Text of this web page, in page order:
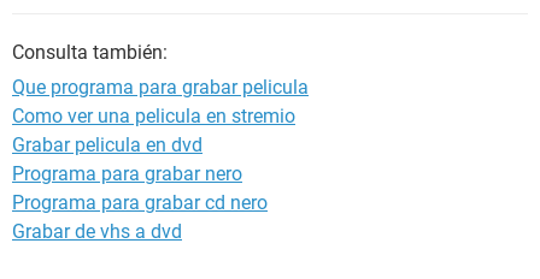
Consulta también:
Que programa para grabar pelicula
Como ver una pelicula en stremio
Grabar pelicula en dvd
Programa para grabar nero
Programa para grabar cd nero
Grabar de vhs a dvd